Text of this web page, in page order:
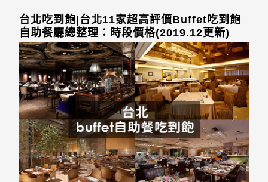
台北吃到飽|台北11家超高評價Buffet吃到飽
自助餐廳總整理：時段價格(2019.12更新)